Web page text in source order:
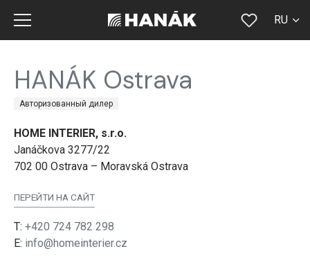
RU
HANÁK Ostrava
Авторизованный дилер
HOME INTERIER, s.r.o.
Janáčkova 3277/22
702 00 Ostrava – Moravská Ostrava
ПЕРЕЙТИ НА САЙТ
T: +420 724 782 298
E: info@homeinterier.cz